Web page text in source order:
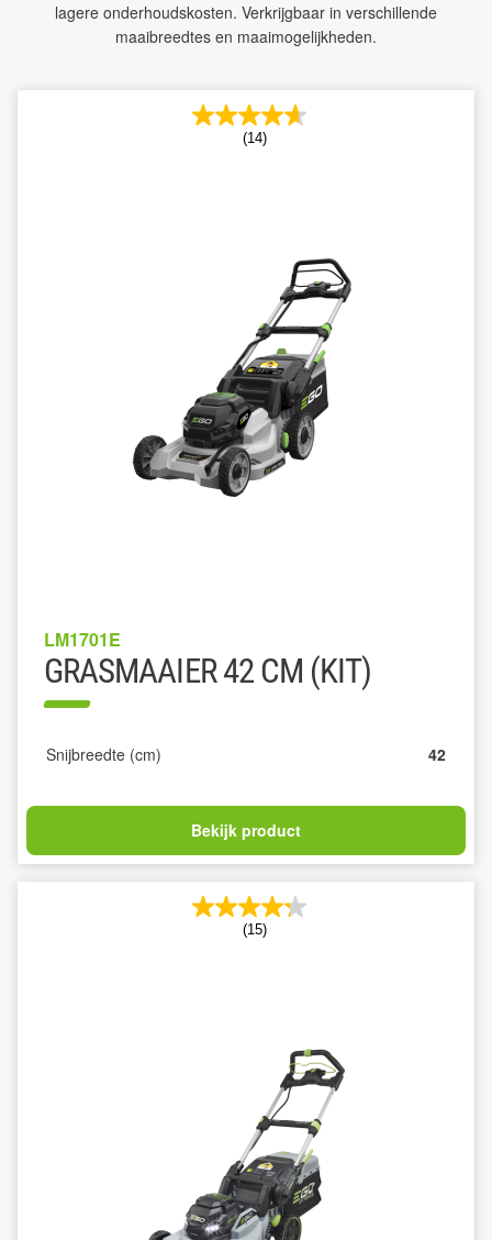
lagere onderhoudskosten. Verkrijgbaar in verschillende
maaibreedtes en maaimogelijkheden.
(14)
LM1701E
GRASMAAIER 42 CM (KIT)
Snijbreedte (cm) 42
Bekijk product
(15)